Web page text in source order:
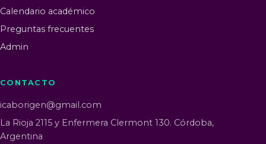
Calendario académico
Preguntas frecuentes
Admin
CONTACTO
icaborigen@gmail.com
La Rioja 2115 y Enfermera Clermont 130. Córdoba,
Argentina